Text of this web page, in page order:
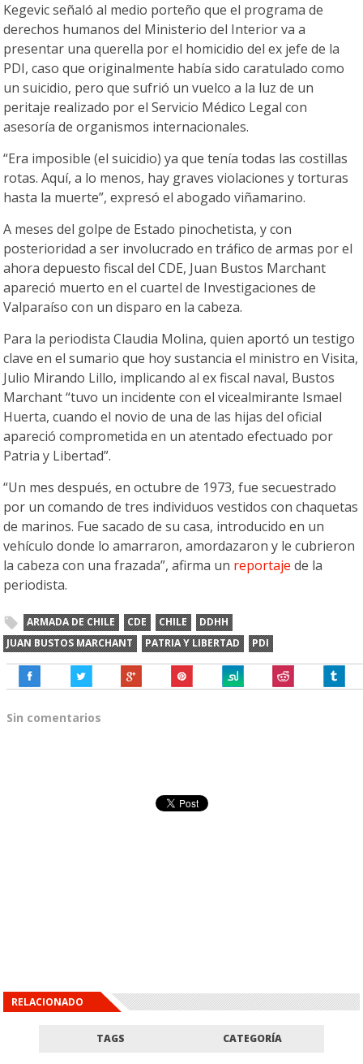
Kegevic señaló al medio porteño que el programa de
derechos humanos del Ministerio del Interior va a
presentar una querella por el homicidio del ex jefe de la
PDI, caso que originalmente había sido caratulado como
un suicidio, pero que sufrió un vuelco a la luz de un
peritaje realizado por el Servicio Médico Legal con
asesoría de organismos internacionales.
“Era imposible (el suicidio) ya que tenía todas las costillas
rotas. Aquí, a lo menos, hay graves violaciones y torturas
hasta la muerte”, expresó el abogado viñamarino.
A meses del golpe de Estado pinochetista, y con
posterioridad a ser involucrado en tráfico de armas por el
ahora depuesto fiscal del CDE, Juan Bustos Marchant
apareció muerto en el cuartel de Investigaciones de
Valparaíso con un disparo en la cabeza.
Para la periodista Claudia Molina, quien aportó un testigo
clave en el sumario que hoy sustancia el ministro en Visita,
Julio Mirando Lillo, implicando al ex fiscal naval, Bustos
Marchant “tuvo un incidente con el vicealmirante Ismael
Huerta, cuando el novio de una de las hijas del oficial
apareció comprometida en un atentado efectuado por
Patria y Libertad”.
“Un mes después, en octubre de 1973, fue secuestrado
por un comando de tres individuos vestidos con chaquetas
de marinos. Fue sacado de su casa, introducido en un
vehículo donde lo amarraron, amordazaron y le cubrieron
la cabeza con una frazada”, afirma un reportaje de la
periodista.
ARMADA DE CHILE CDE CHILE
DDHH
JUAN BUSTOS MARCHANT
PATRIA Y LIBERTAD PDI
Sin comentarios
RELACIONADO
TAGS CATEGORÍA